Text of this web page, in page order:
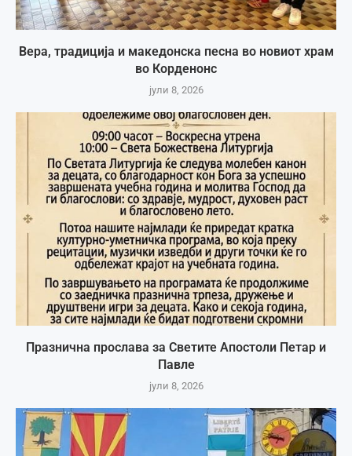
Вера, традиција и македонска песна во новиот храм
во Корденонс
јули 8, 2026
Празнична прослава за Светите Апостоли Петар и
Павле
јули 8, 2026